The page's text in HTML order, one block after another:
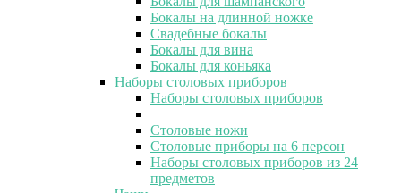
Бокалы на длинной ножке
Свадебные бокалы
Бокалы для вина
Бокалы для коньяка
Наборы столовых приборов
Наборы столовых приборов
Столовые ножи
Столовые приборы на 6 персон
Наборы столовых приборов из 24
предметов